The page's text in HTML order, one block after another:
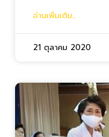
อ่านเพิ่มเติม...
21 ตุลาคม 2020